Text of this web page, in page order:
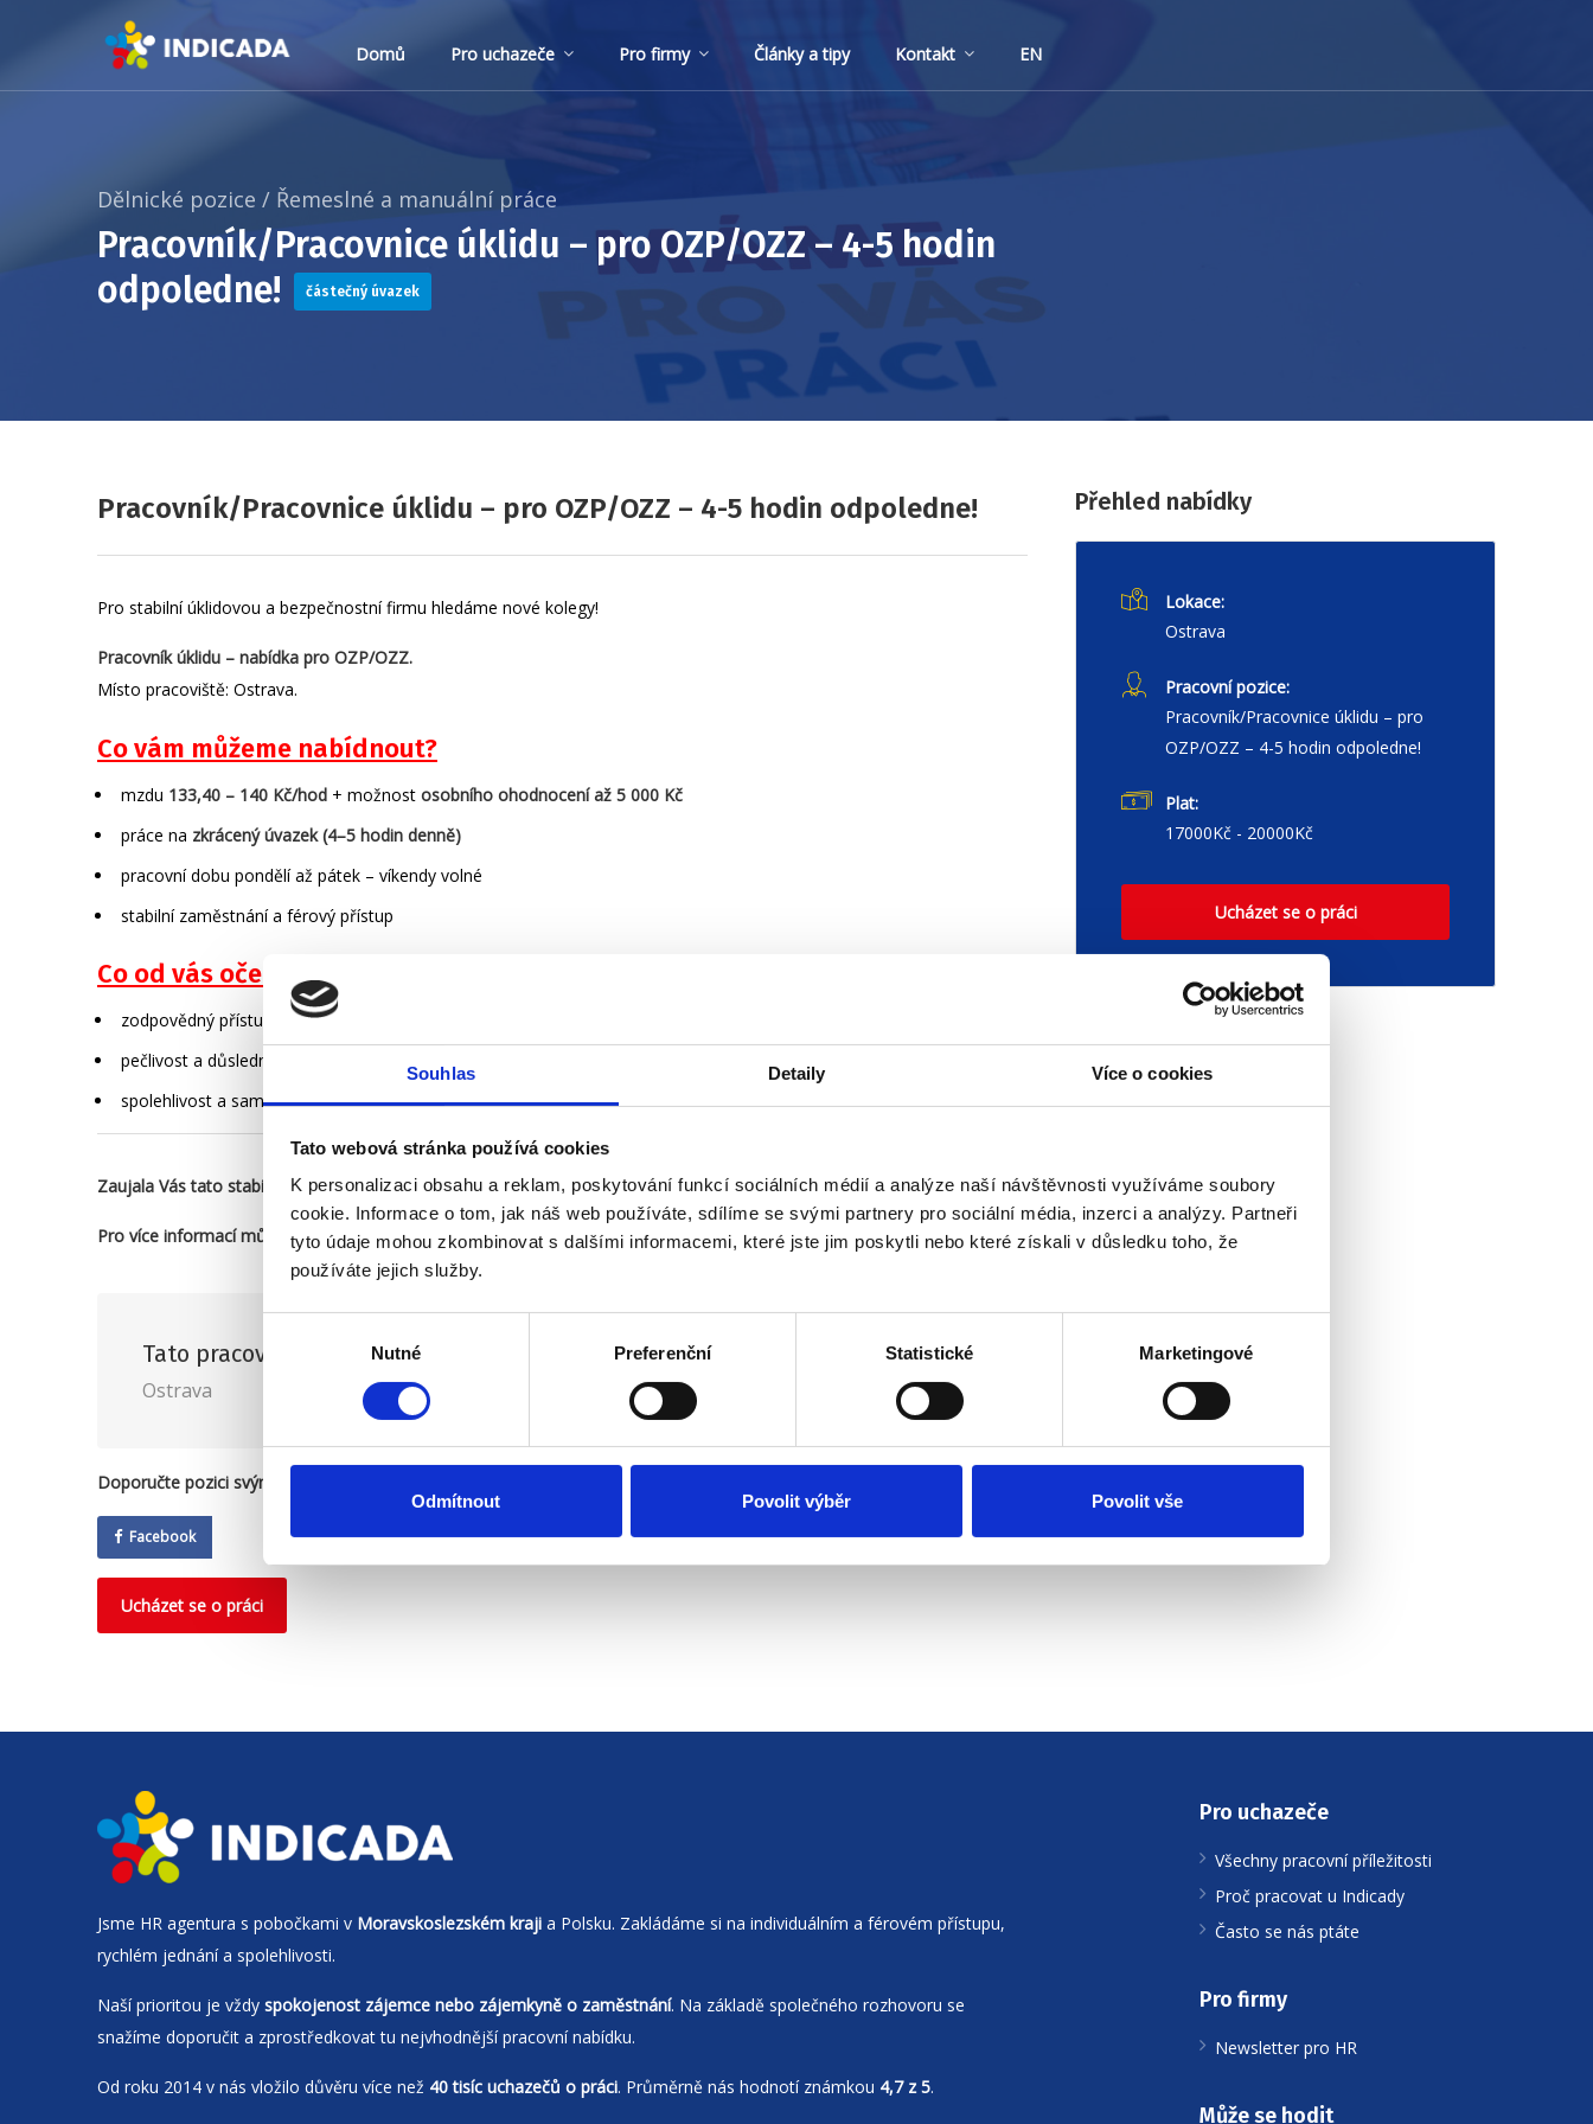
Souhlas Detaily Více o cookies
Tato webová stránka používá cookies
K personalizaci obsahu a reklam, poskytování funkcí sociálních médií a analýze naší návštěvnosti využíváme soubory
cookie. Informace o tom, jak náš web používáte, sdílíme se svými partnery pro sociální média, inzerci a analýzy. Partneři
tyto údaje mohou zkombinovat s dalšími informacemi, které jste jim poskytli nebo které získali v důsledku toho, že
používáte jejich služby.
souhlasu
Nutné Preferenční Statistické Marketingové
Odmítnout Povolit výběr Povolit vše
Domů Pro uchazeče Pro firmy Články a tipy Kontakt EN
Dělnické pozice / Řemeslné a manuální práce
Pracovník/Pracovnice úklidu – pro OZP/OZZ – 4-5 hodin
odpoledne!
částečný úvazek
Pracovník/Pracovnice úklidu – pro OZP/OZZ – 4-5 hodin odpoledne!
Pro stabilní úklidovou a bezpečnostní firmu hledáme nové kolegy!
Pracovník úklidu – nabídka pro OZP/OZZ.
Místo pracoviště: Ostrava.
Co vám můžeme nabídnout?
mzdu 133,40 – 140 Kč/hod + možnost osobního ohodnocení až 5 000 Kč
práce na zkrácený úvazek (4–5 hodin denně)
pracovní dobu pondělí až pátek – víkendy volné
stabilní zaměstnání a férový přístup
Co od vás očekáváme?
zodpovědný přístup k práci
pečlivost a důslednost
spolehlivost a samostatnost
Zaujala Vás tato stabilní pracovní pozice do kmene společnosti? Nečekejte na nic a zašlete svůj životopis.
Pro více informací můžete zavolat na +420 704 241 368.
Tato pracovní nabídka je vhodná pro uchazeče z míst:
Ostrava
Doporučte pozici svým přátelům:
Facebook
Ucházet se o práci
Přehled nabídky
Lokace:
Ostrava
Pracovní pozice:
Pracovník/Pracovnice úklidu – pro
OZP/OZZ – 4-5 hodin odpoledne!
Plat:
17000Kč - 20000Kč
Ucházet se o práci
Jsme HR agentura s pobočkami v Moravskoslezském kraji a Polsku. Zakládáme si na individuálním a férovém přístupu,
rychlém jednání a spolehlivosti.
Naší prioritou je vždy spokojenost zájemce nebo zájemkyně o zaměstnání. Na základě společného rozhovoru se
snažíme doporučit a zprostředkovat tu nejvhodnější pracovní nabídku.
Od roku 2014 v nás vložilo důvěru více než 40 tisíc uchazečů o práci. Průměrně nás hodnotí známkou 4,7 z 5.
Pro uchazeče
Všechny pracovní příležitosti
Proč pracovat u Indicady
Často se nás ptáte
Pro firmy
Newsletter pro HR
Může se hodit